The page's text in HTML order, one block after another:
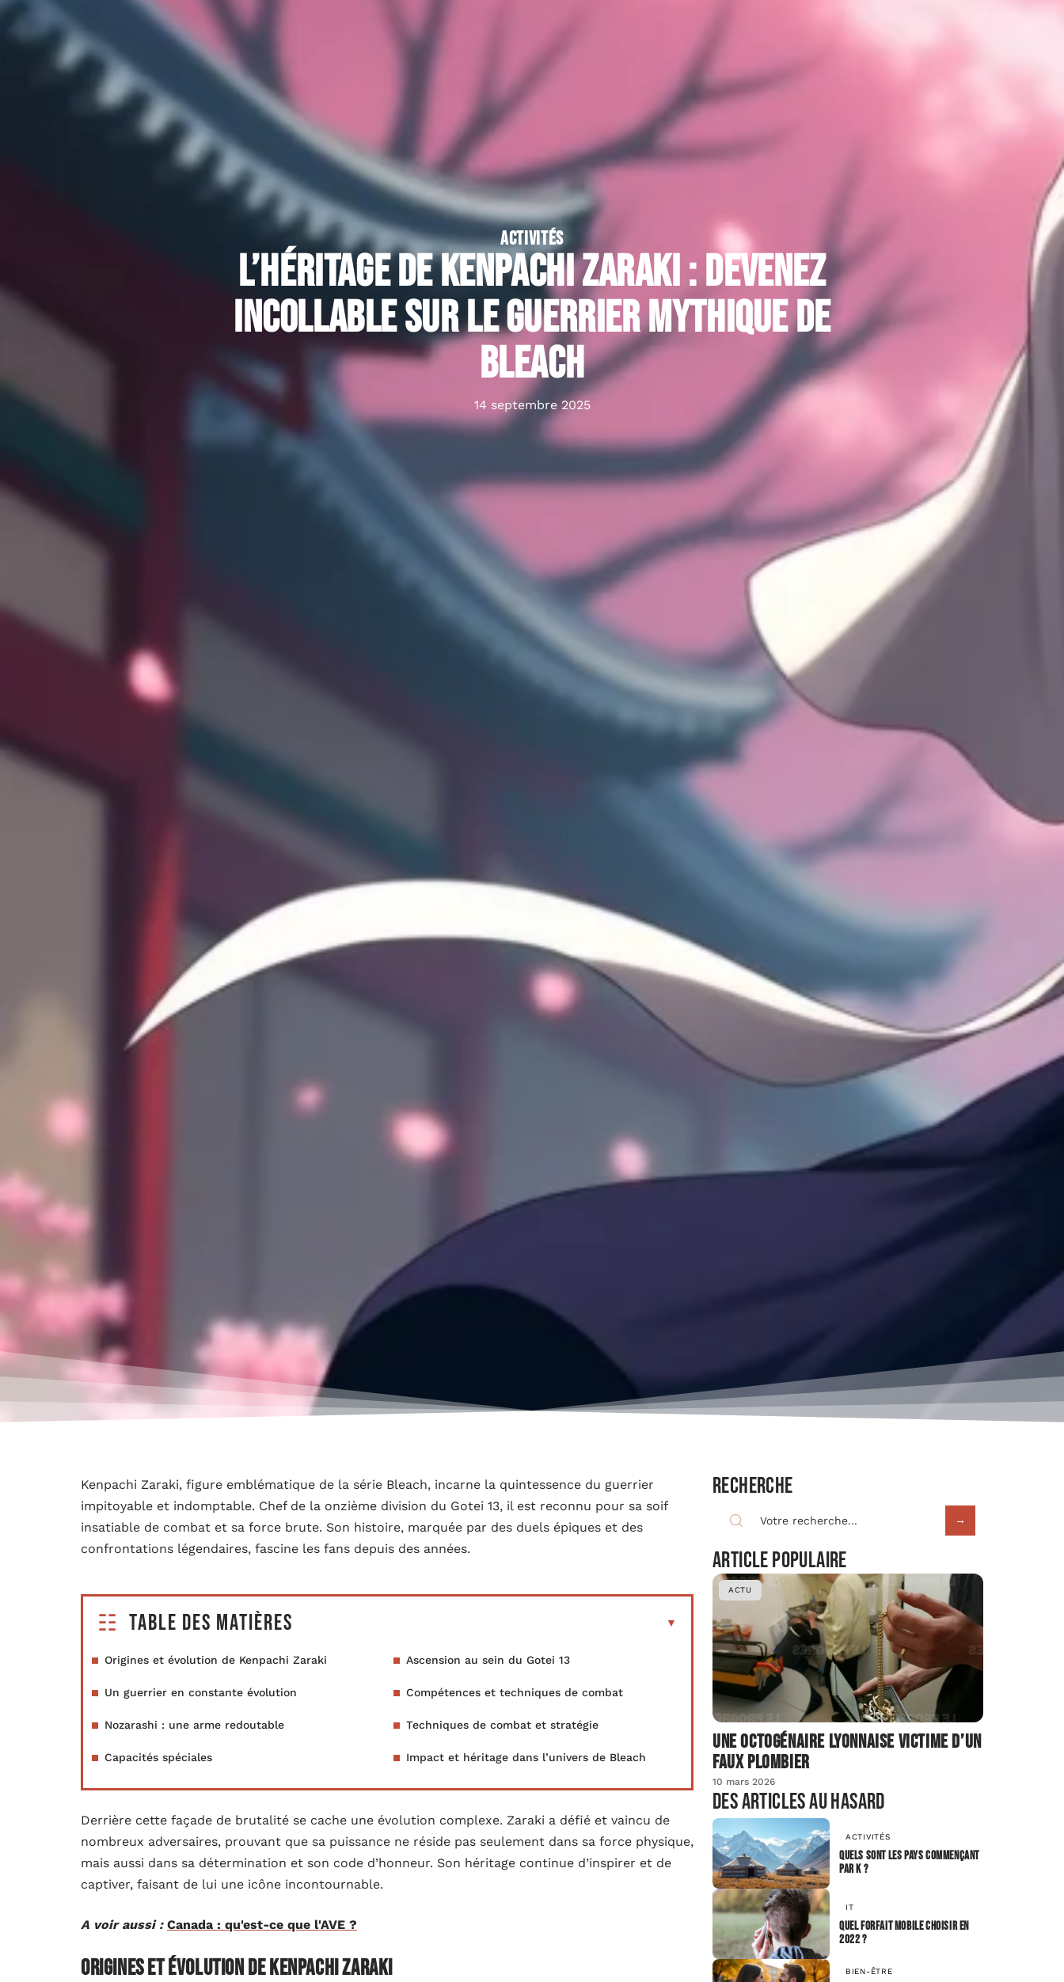
ACTIVITÉS
L’héritage de Kenpachi Zaraki : devenez
incollable sur le guerrier mythique de
Bleach
14 septembre 2025
Kenpachi Zaraki, figure emblématique de la série Bleach, incarne la quintessence du guerrier
impitoyable et indomptable. Chef de la onzième division du Gotei 13, il est reconnu pour sa soif
insatiable de combat et sa force brute. Son histoire, marquée par des duels épiques et des
confrontations légendaires, fascine les fans depuis des années.
Table des matières
Origines et évolution de Kenpachi Zaraki Ascension au sein du Gotei 13
Un guerrier en constante évolution Compétences et techniques de combat
Nozarashi : une arme redoutable Techniques de combat et stratégie
Capacités spéciales Impact et héritage dans l’univers de Bleach
Derrière cette façade de brutalité se cache une évolution complexe. Zaraki a défié et vaincu de
nombreux adversaires, prouvant que sa puissance ne réside pas seulement dans sa force physique,
mais aussi dans sa détermination et son code d’honneur. Son héritage continue d’inspirer et de
captiver, faisant de lui une icône incontournable.
A voir aussi : Canada : qu'est-ce que l'AVE ?
Origines et évolution de Kenpachi Zaraki
Recherche
Article populaire
ACTU
Une octogénaire lyonnaise victime d’un
faux plombier
10 mars 2026
Des articles au hasard
ACTIVITÉS
Quels sont les pays commençant
par K ?
IT
Quel forfait mobile choisir en
2022 ?
BIEN-ÊTRE